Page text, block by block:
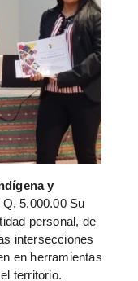
y
5,000.00 Su
personal, de
intersecciones
en herramientas
territorio.